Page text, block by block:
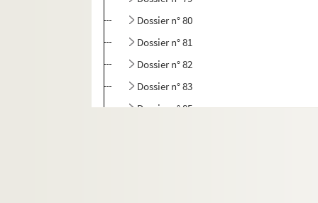
Dossier n° 80
Dossier n° 81
Dossier n° 82
Dossier n° 83
Dossier n° 85